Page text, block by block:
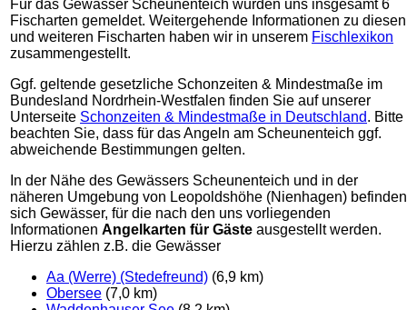
Für das Gewässer Scheunenteich wurden uns insgesamt 6
Fischarten gemeldet. Weitergehende Informationen zu diesen
und weiteren Fischarten haben wir in unserem Fischlexikon
zusammengestellt.
Ggf. geltende gesetzliche Schonzeiten & Mindestmaße im
Bundesland Nordrhein-Westfalen finden Sie auf unserer
Unterseite Schonzeiten & Mindestmaße in Deutschland. Bitte
beachten Sie, dass für das Angeln am Scheunenteich ggf.
abweichende Bestimmungen gelten.
In der Nähe des Gewässers Scheunenteich und in der
näheren Umgebung von Leopoldshöhe (Nienhagen) befinden
sich Gewässer, für die nach den uns vorliegenden
Informationen Angelkarten für Gäste ausgestellt werden.
Hierzu zählen z.B. die Gewässer
Aa (Werre) (Stedefreund) (6,9 km)
Obersee (7,0 km)